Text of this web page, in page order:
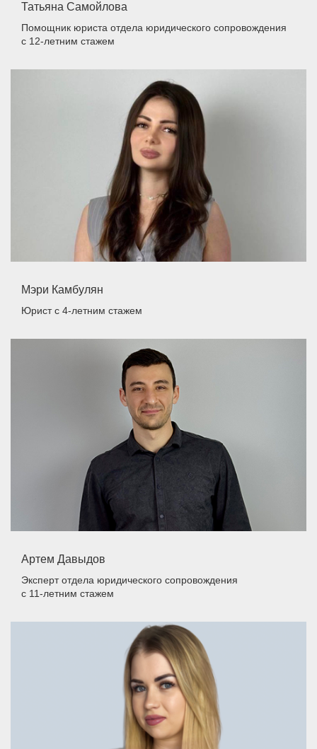
Татьяна Самойлова
Помощник юриста отдела юридического сопровождения
с 12-летним стажем
Мэри Камбулян
Юристс 4-летним стажем
Артем Давыдов
Эксперт отдела юридического сопровождения
с 11-летним стажем